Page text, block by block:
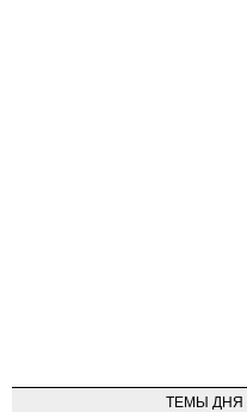
ТЕМЫ ДНЯ